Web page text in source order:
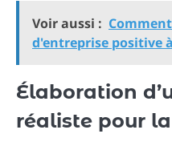
Voir aussi :
d'entreprise positive
Élaboration
réaliste pour